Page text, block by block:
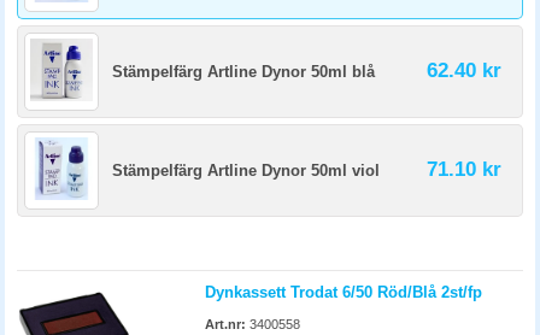
Stämpelfärg Artline Dynor 50ml blå 62.40 kr
Stämpelfärg Artline Dynor 50ml viol 71.10 kr
Dynkassett Trodat 6/50 Röd/Blå 2st/fp
Art.nr: 3400558